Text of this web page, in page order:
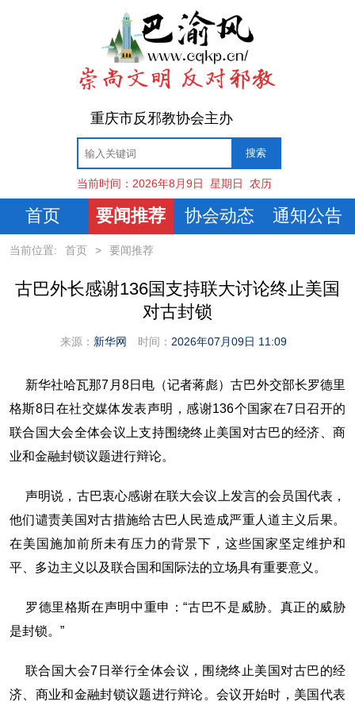
重庆市反邪教协会主办
当前时间： 2026年8月9日 星期日 农历
首页 要闻推荐 协会动态 通知公告
当前位置: 首页 > 要闻推荐
古巴外长感谢136国支持联大讨论终止美国
对古封锁
来源： 新华网 时间： 2026年07月09日 11:09
新华社哈瓦那7月8日电（记者蒋彪）古巴外交部长罗德里
格斯8日在社交媒体发表声明，感谢136个国家在7日召开的
联合国大会全体会议上支持围绕终止美国对古巴的经济、商
业和金融封锁议题进行辩论。
声明说，古巴衷心感谢在联大会议上发言的会员国代表，
他们谴责美国对古措施给古巴人民造成严重人道主义后果。
在美国施加前所未有压力的背景下，这些国家坚定维护和
平、多边主义以及联合国和国际法的立场具有重要意义。
罗德里格斯在声明中重申：“古巴不是威胁。真正的威胁
是封锁。”
联合国大会7日举行全体会议，围绕终止美国对古巴的经
济、商业和金融封锁议题进行辩论。会议开始时，美国代表